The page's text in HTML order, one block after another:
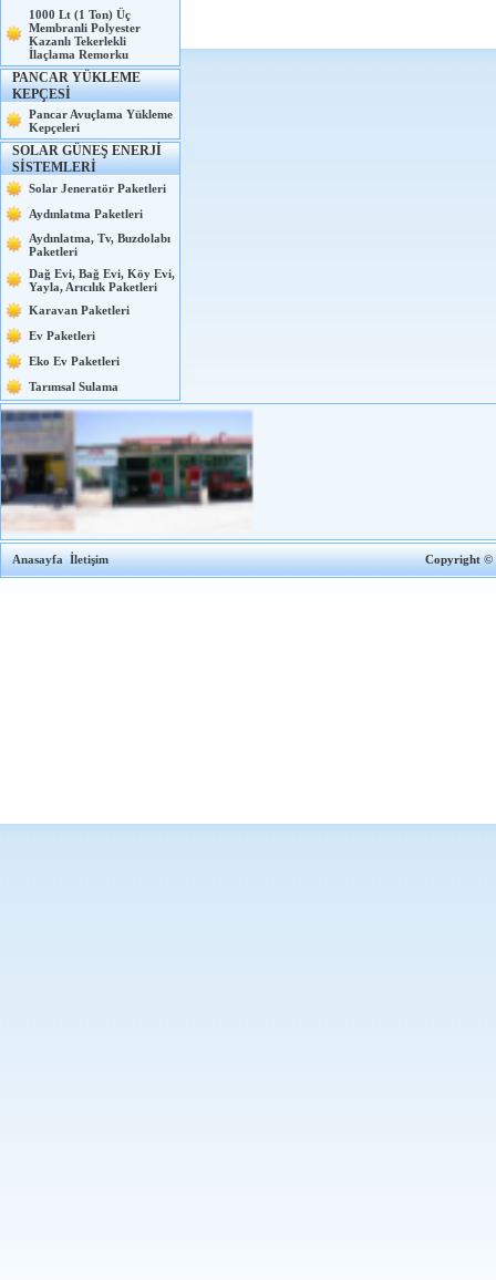
1000 Lt (1 Ton) Üç
Membranli Polyester
Kazanlı Tekerlekli
İlaçlama Remorku
PANCAR YÜKLEME
KEPÇESİ
Pancar Avuçlama Yükleme
Kepçeleri
SOLAR GÜNEŞ ENERJİ
SİSTEMLERİ
Solar Jeneratör Paketleri
Aydınlatma Paketleri
Aydınlatma, Tv, Buzdolabı
Paketleri
Dağ Evi, Bağ Evi, Köy Evi,
Yayla, Arıcılık Paketleri
Karavan Paketleri
Ev Paketleri
Eko Ev Paketleri
Tarımsal Sulama
Anasayfa İletişim Copyright